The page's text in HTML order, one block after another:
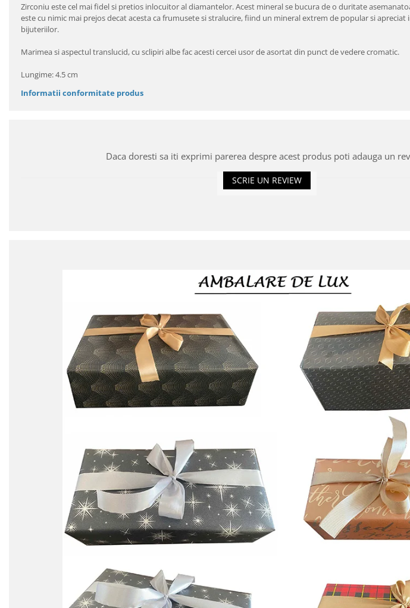
Zirconiu este cel mai fidel si pretios inlocuitor al diamantelor. Acest mineral se bucura de o duritate
este cu nimic mai prejos decat acesta ca frumusete si stralucire, fiind un mineral extrem de popular si
bijuteriilor.
Marimea si aspectul translucid, cu sclipiri albe fac acesti cercei usor de asortat din punct de vedere cromatic.
Lungime: 4.5 cm
Informatii conformitate produs
Daca doresti sa iti exprimi parerea despre acest produs poti adauga un
SCRIE UN REVIEW